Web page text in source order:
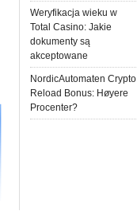
Weryfikacja wieku w
Total Casino: Jakie
dokumenty są
akceptowane
NordicAutomaten Crypto
Reload Bonus: Høyere
Procenter?